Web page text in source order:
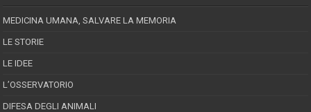
MEDICINA UMANA, SALVARE LA MEMORIA
LE STORIE
LE IDEE
L’OSSERVATORIO
DIFESA DEGLI ANIMALI